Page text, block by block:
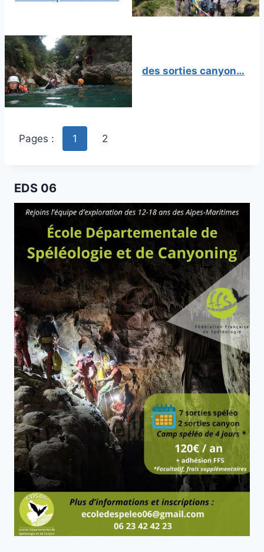
des sorties canyon…
Pages : 1 2
EDS 06